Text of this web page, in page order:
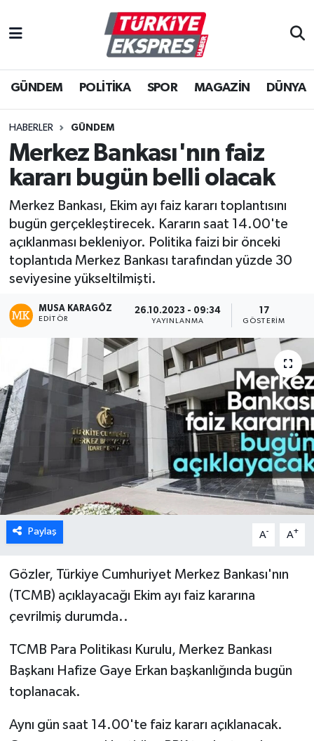
GÜNDEM POLİTİKA SPOR MAGAZİN DÜNYA
HABERLER GÜNDEM
Merkez Bankası'nın faiz
kararı bugün belli olacak
Merkez Bankası, Ekim ayı faiz kararı toplantısını
bugün gerçekleştirecek. Kararın saat 14.00'te
açıklanması bekleniyor. Politika faizi bir önceki
toplantıda Merkez Bankası tarafından yüzde 30
seviyesine yükseltilmişti.
MUSA KARAGÖZ
EDITÖR
26.10.2023 - 09:34
YAYINLANMA
17
GÖSTERIM
Paylaş A- A+
Gözler, Türkiye Cumhuriyet Merkez Bankası'nın
(TCMB) açıklayacağı Ekim ayı faiz kararına
çevrilmiş durumda..
TCMB Para Politikası Kurulu, Merkez Bankası
Başkanı Hafize Gaye Erkan başkanlığında bugün
toplanacak.
Aynı gün saat 14.00'te faiz kararı açıklanacak.
İstanbul Nöbetçi Eczaneler
İstanbul Hava Durumu
İstanbul Namaz Vakitleri
İstanbul Trafik Yoğunluk Haritası
Tüm Manşetler
Son Dakika Haberleri
Haber Arşivi